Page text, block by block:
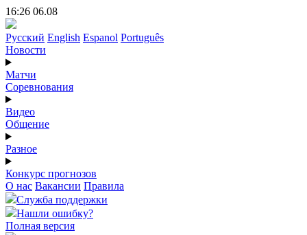
16:26 06.08
Русский English Espanol Português
Новости
Матчи
Соревнования
Видео
Общение
Разное
Конкурс прогнозов
О нас Вакансии Правила
Служба поддержки
Нашли ошибку?
Полная версия